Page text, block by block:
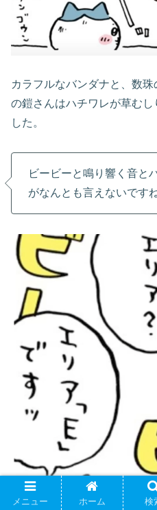
カラフルなバンダナと、数
の鎧さんはハチワレが草む
した。
ビービーと鳴り響く音と
がなんとも言えないですね
メニュー ホーム 検